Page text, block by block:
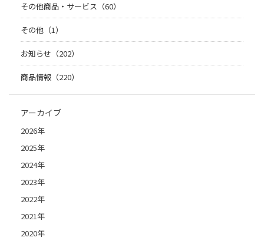
その他商品・サービス（60）
その他（1）
お知らせ（202）
商品情報（220）
アーカイブ
2026年
2025年
2024年
2023年
2022年
2021年
2020年